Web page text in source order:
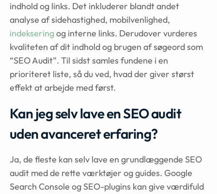
indhold og links. Det inkluderer blandt andet
analyse af sidehastighed, mobilvenlighed,
indekseringog interne links. Derudover vurderes
kvaliteten af dit indhold og brugen af søgeord som
“SEO Audit”. Til sidst samles fundene i en
prioriteret liste, så du ved, hvad der giver størst
effekt at arbejde med først.
Kan jeg selv lave en SEO audit
uden avanceret erfaring?
Ja, de fleste kan selv lave en grundlæggende SEO
audit med de rette værktøjer og guides. Google
Search Console og SEO-plugins kan give værdifuld